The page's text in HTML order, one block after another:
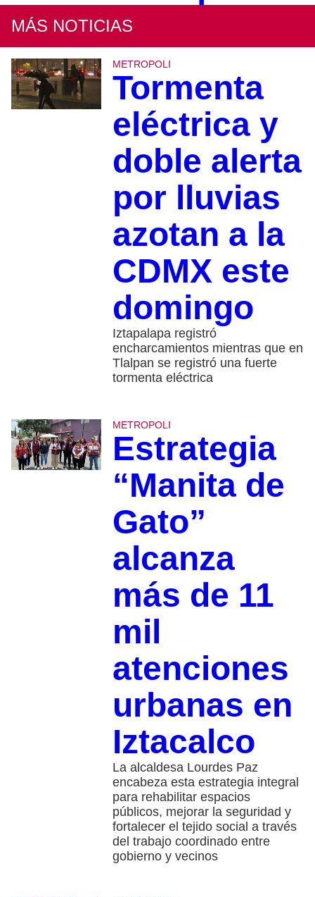
MÁS NOTICIAS
METROPOLI
Tormenta
eléctrica y
doble alerta
por lluvias
azotan a la
CDMX este
domingo
Iztapalapa registró
encharcamientos mientras que en
Tlalpan se registró una fuerte
tormenta eléctrica
METROPOLI
Estrategia
“Manita de
Gato”
alcanza
más de 11
mil
atenciones
urbanas en
Iztacalco
La alcaldesa Lourdes Paz
encabeza esta estrategia integral
para rehabilitar espacios
públicos, mejorar la seguridad y
fortalecer el tejido social a través
del trabajo coordinado entre
gobierno y vecinos